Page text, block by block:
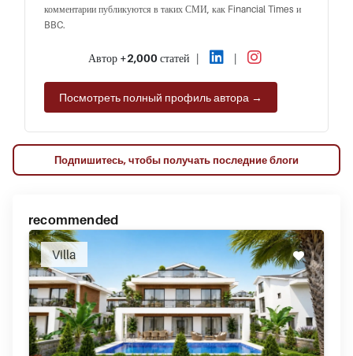
комментарии публикуются в таких СМИ, как Financial Times и
BBC.
Автор +2,000 статей | |
Посмотреть полный профиль автора →
Подпишитесь, чтобы получать последние блоги
recommended
Villa